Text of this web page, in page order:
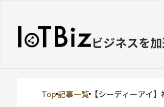
ビジネスを
Top記事一覧【シーディーアイ